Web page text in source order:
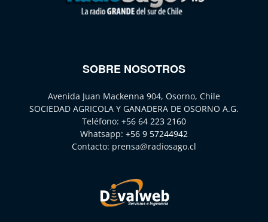
SOBRE NOSOTROS
Avenida Juan Mackenna 904, Osorno, Chile
SOCIEDAD AGRICOLA Y GANADERA DE OSORNO A.G.
Teléfono: +56 64 223 2160
Whatsapp: +56 9 57244942
Contacto: prensa@radiosago.cl